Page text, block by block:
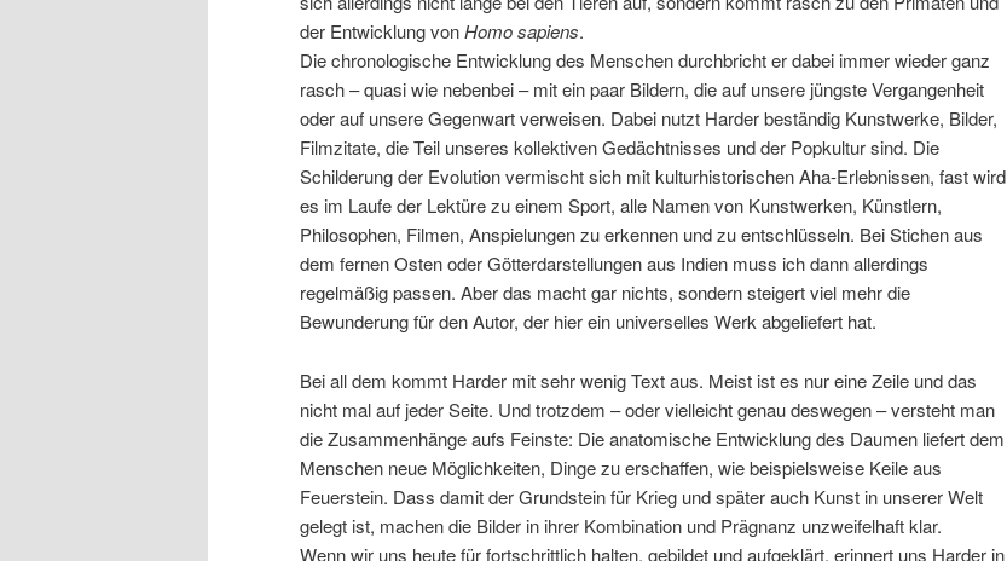
der Entwicklung vonHomo sapiens.
Die chronologische Entwicklung des Menschen durchbricht er dabei immer wieder ganz
rasch – quasi wie nebenbei – mit ein paar Bildern, die auf unsere jüngste Vergangenheit
oder auf unsere Gegenwart verweisen. Dabei nutzt Harder beständig Kunstwerke, Bilder,
Filmzitate, die Teil unseres kollektiven Gedächtnisses und der Popkultur sind. Die
Schilderung der Evolution vermischt sich mit kulturhistorischen Aha-Erlebnissen, fast wird
es im Laufe der Lektüre zu einem Sport, alle Namen von Kunstwerken, Künstlern,
Philosophen, Filmen, Anspielungen zu erkennen und zu entschlüsseln. Bei Stichen aus
dem fernen Osten oder Götterdarstellungen aus Indien muss ich dann allerdings
regelmäßig passen. Aber das macht gar nichts, sondern steigert viel mehr die
Bewunderung für den Autor, der hier ein universelles Werk abgeliefert hat.
Bei all dem kommt Harder mit sehr wenig Text aus. Meist ist es nur eine Zeile und das
nicht mal auf jeder Seite. Und trotzdem – oder vielleicht genau deswegen – versteht man
die Zusammenhänge aufs Feinste: Die anatomische Entwicklung des Daumen liefert dem
Menschen neue Möglichkeiten, Dinge zu erschaffen, wie beispielsweise Keile aus
Feuerstein. Dass damit der Grundstein für Krieg und später auch Kunst in unserer Welt
gelegt ist, machen die Bilder in ihrer Kombination und Prägnanz unzweifelhaft klar.
Wenn wir uns heute für fortschrittlich halten, gebildet und aufgeklärt, erinnert uns Harder in